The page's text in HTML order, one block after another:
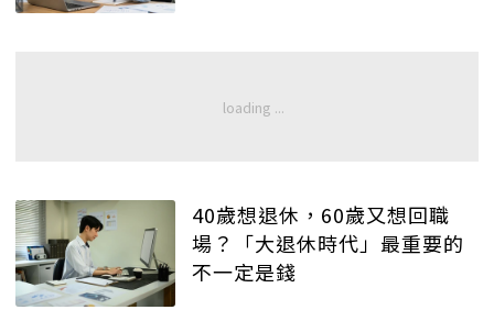
40歲想退休，60歲又想回職
場？「大退休時代」最重要的
不一定是錢